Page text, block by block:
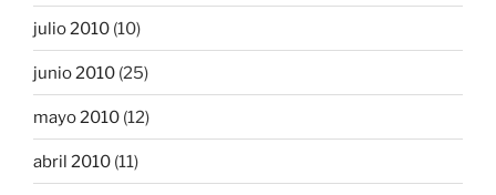
julio 2010 (10)
junio 2010 (25)
mayo 2010 (12)
abril 2010 (11)